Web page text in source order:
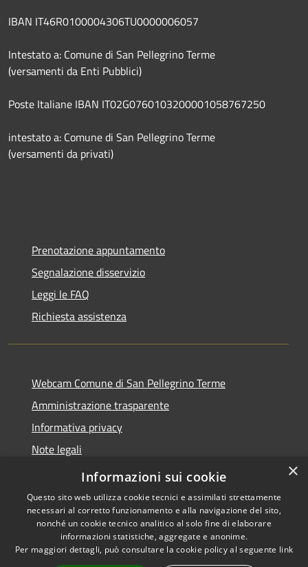
IBAN IT46R0100004306TU0000006057
Intestato a: Comune di San Pellegrino Terme
(versamenti da Enti Pubblici)
Poste Italiane IBAN IT02G0760103200001058767250
intestato a: Comune di San Pellegrino Terme
(versamenti da privati)
Prenotazione appuntamento
Segnalazione disservizio
Leggi le FAQ
Richiesta assistenza
Webcam Comune di San Pellegrino Terme
Amministrazione trasparente
Informativa privacy
Note legali
Dichiarazione di accessibilità
Accessibilità
Copyright © 2026 • Comune di
San Pellegrino Terme •
×
Informazioni sui cookie
Questo sito web utilizza cookie tecnici e assimilati strettamente
necessari al corretto funzionamento e alla navigazione del sito,
nonché un cookie tecnico analitico al solo fine di elaborare
informazioni statistiche, aggregate e anonime.
Per maggiori dettagli, può consultare la cookie policy al seguente link